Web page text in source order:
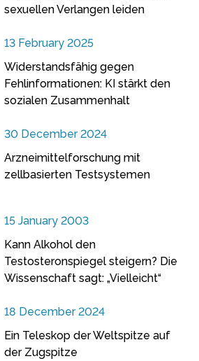
sexuellen Verlangen leiden
13 February 2025
Widerstandsfähig gegen
Fehlinformationen: KI stärkt den
sozialen Zusammenhalt
30 December 2024
Arzneimittelforschung mit
zellbasierten Testsystemen
15 January 2003
Kann Alkohol den
Testosteronspiegel steigern? Die
Wissenschaft sagt: „Vielleicht“
18 December 2024
Ein Teleskop der Weltspitze auf
der Zugspitze